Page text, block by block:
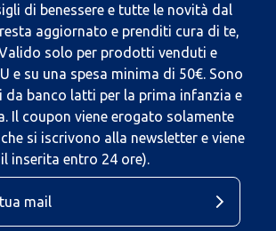
di benessere e tutte le novità dal
aggiornato e prenditi cura di te,
solo per prodotti venduti e
e su una spesa minima di 50€. Sono
da banco latti per la prima infanzia e
Il coupon viene erogato solamente
si iscrivono alla newsletter e viene
inserita entro 24 ore).